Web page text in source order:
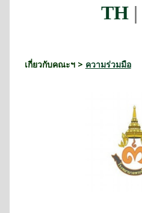
TH|
เกี่ยวกับคณะฯ > ความร่วมมือ